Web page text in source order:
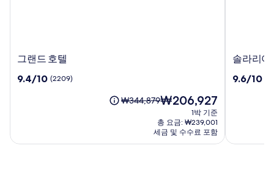
그
드
그랜드 호텔
10
점,
9.4/10 (2209)
요
₩344,879
이
₩344,879현
요
금
₩206,927
₩206,927
1박 기준
총 요금: ₩239,001
세금 및 수수료 포함
솔
리
츠
솔라리아
10
점,
9.6/10